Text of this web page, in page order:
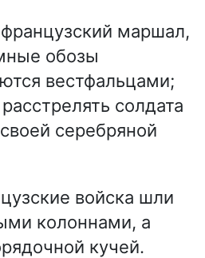
маршал,
обозы
вестфальцами;
солдата
серебряной
войска шли
колоннами, а
кучей.